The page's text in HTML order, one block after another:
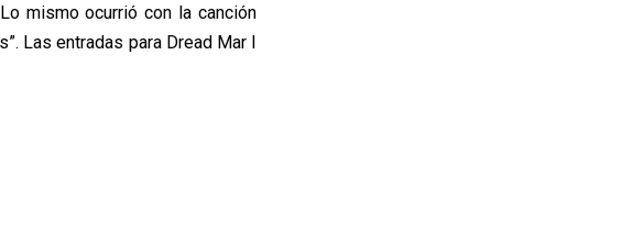
mismo ocurrió con la canción
Las entradas para Dread Mar I